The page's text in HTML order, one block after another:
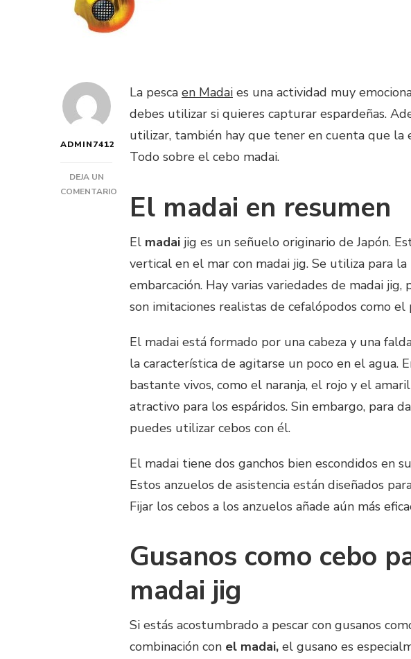
ADMIN7412
DEJA UN
COMENTARIO
La pesca en Madai es una actividad muy
debes utilizar si quieres capturar espardeñas.
utilizar, también hay que tener en cuenta que la
Todo sobre el cebo madai.
El madai en resumen
El madai jig es un señuelo originario de Japón.
vertical en el mar con madai jig. Se utiliza para
embarcación. Hay varias variedades de madai
son imitaciones realistas de cefalópodos como
El madai está formado por una cabeza y una
la característica de agitarse un poco en el agua.
bastante vivos, como el naranja, el rojo y el
atractivo para los espáridos. Sin embargo, para
puedes utilizar cebos con él.
El madai tiene dos ganchos bien escondidos en
Estos anzuelos de asistencia están diseñados
Fijar los cebos a los anzuelos añade aún más
Gusanos como cebo
madai jig
Si estás acostumbrado a pescar con gusanos
combinación con el madai, el gusano es